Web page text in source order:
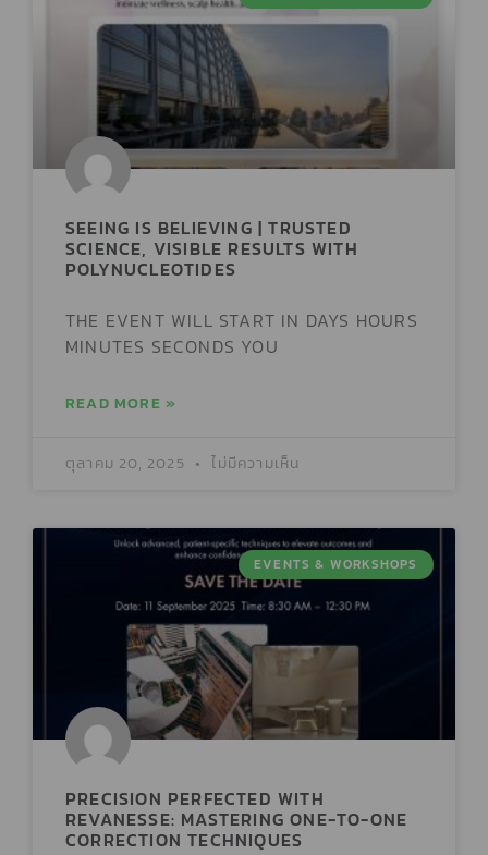
SEEING IS BELIEVING | TRUSTED
SCIENCE, VISIBLE RESULTS WITH
POLYNUCLEOTIDES
THE EVENT WILL START IN DAYS HOURS
MINUTES SECONDS YOU
READ MORE »
ตุลาคม 20, 2025 ไม่มีความเห็น
EVENTS & WORKSHOPS
PRECISION PERFECTED WITH
REVANESSE: MASTERING ONE-TO-ONE
CORRECTION TECHNIQUES